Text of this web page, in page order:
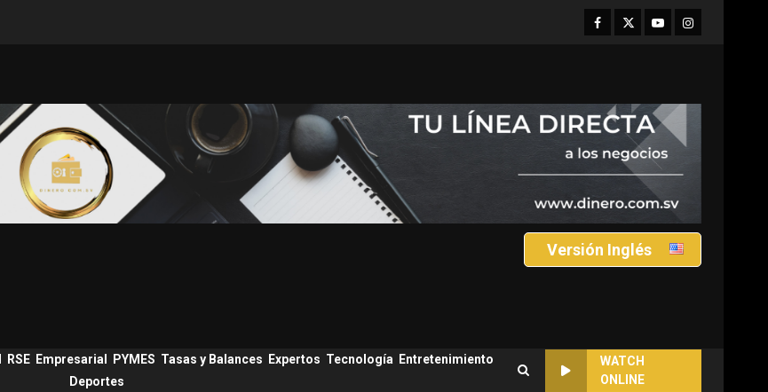
Facebook
TwitterYoutubeInstagram
Versión Inglés
RSE Empresarial PYMES Tasas y Balances Expertos Tecnología
Entretenimiento
Deportes
WATCH
ONLINE